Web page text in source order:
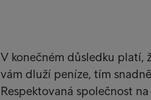
V konečném důsledku platí,
vám dluží peníze, tím
Respektovaná společnost